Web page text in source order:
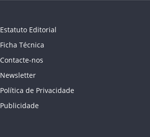
Estatuto Editorial
Ficha Técnica
Contacte-nos
Newsletter
Política de Privacidade
Publicidade